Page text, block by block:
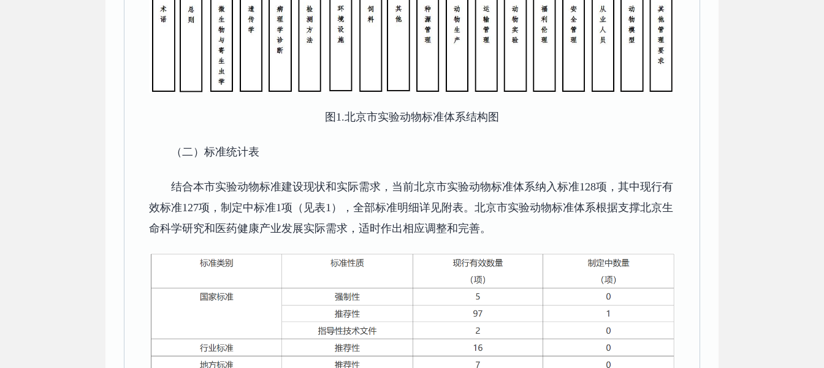
图1.北京市实验动物标准体系结构图
（二）标准统计表
结合本市实验动物标准建设现状和实际需求，当前北京市实验动物标准体系纳入标准128项，其中现行有
效标准127项，制定中标准1项（见表1），全部标准明细详见附表。北京市实验动物标准体系根据支撑北京生
命科学研究和医药健康产业发展实际需求，适时作出相应调整和完善。